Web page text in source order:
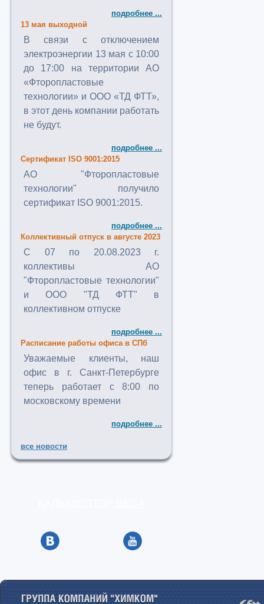
подробнее ...
13 мая выходной
В связи с отключением
электроэнергии 13 мая с 10:00
до 17:00 на территории АО
«Фторопластовые
технологии» и ООО «ТД ФТТ»,
в этот день компании работать
не будут.
подробнее ...
Сертификат ISO 9001:2015
АО "Фторопластовые
технологии" получило
сертификат ISO 9001:2015.
подробнее ...
Коллективный отпуск в августе 2023
C 07 по 20.08.2023 г.
коллективы АО
"Фторопластовые технологии"
и ООО "ТД ФТТ" в
коллективном отпуске
подробнее ...
Расписание работы офиса в СПб
Уважаемые клиенты, наш
офис в г. Санкт-Петербурге
теперь работает с 8:00 по
московскому времени
подробнее ...
все новости